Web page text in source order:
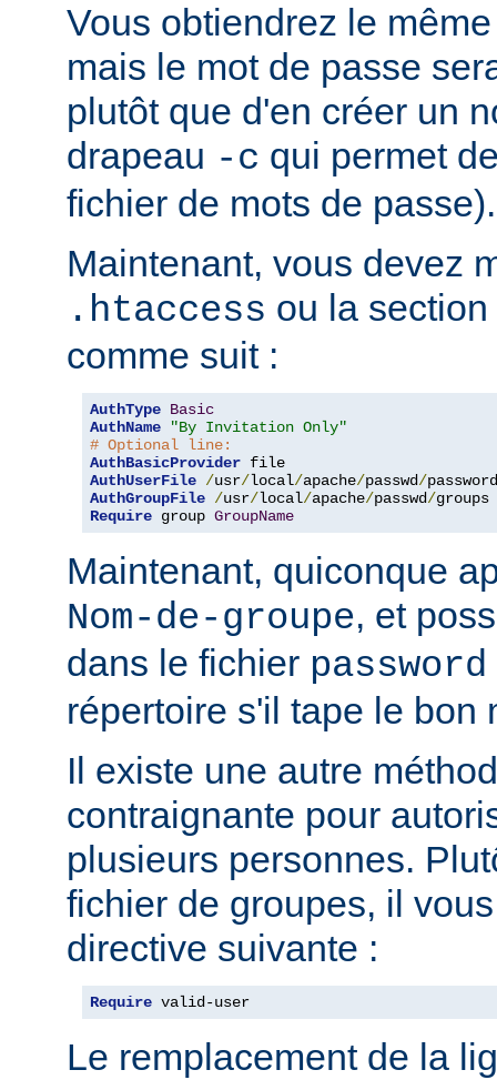
Vous obtiendrez le
mais le mot de passe
plutôt que d'en créer un
drapeau -c qui permet
fichier de mots de
Maintenant, vous devez
.htaccess ou la section
comme suit :
AuthType Basic
AuthName
"By Invitation Only"
# Optional line:
AuthBasicProvider
AuthUserFile /usr/local/apache/passwd/
AuthGroupFile /usr/local/apache/passwd/
Require group GroupName
Maintenant, quiconque
Nom-de-groupe, et
dans le fichier password
répertoire s'il tape le bon
Il existe une autre
contraignante pour
plusieurs personnes.
fichier de groupes, il
directive suivante :
Require valid-user
Le remplacement de la